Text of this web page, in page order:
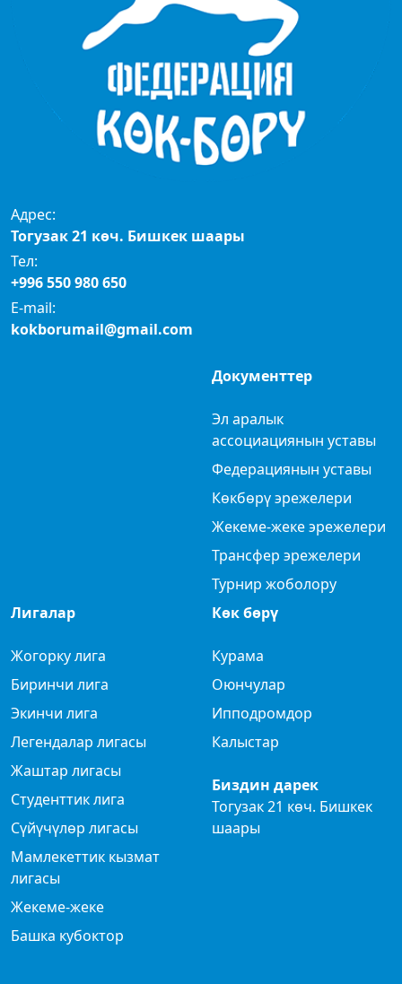
Адрес:
Тогузак 21 көч. Бишкек шаары
Тел:
+996 550 980 650
E-mail:
kokborumail@gmail.com
Документтер
Эл аралык
ассоциациянын уставы
Федерациянын уставы
Көкбөрү эрежелери
Жекеме-жеке эрежелери
Трансфер эрежелери
Турнир жоболору
Лигалар
Жогорку лига
Биринчи лига
Экинчи лига
Легендалар лигасы
Жаштар лигасы
Студенттик лига
Сүйүчүлөр лигасы
Мамлекеттик кызмат
лигасы
Жекеме-жеке
Башка кубоктор
Көк бөрү
Курама
Оюнчулар
Ипподромдор
Калыстар
Биздин дарек
Тогузак 21 көч. Бишкек
шаары